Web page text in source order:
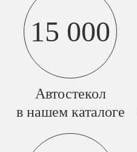
15 000
Автостекол
в нашем каталоге